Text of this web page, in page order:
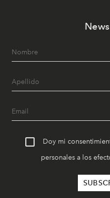
Doy mi
personales a los